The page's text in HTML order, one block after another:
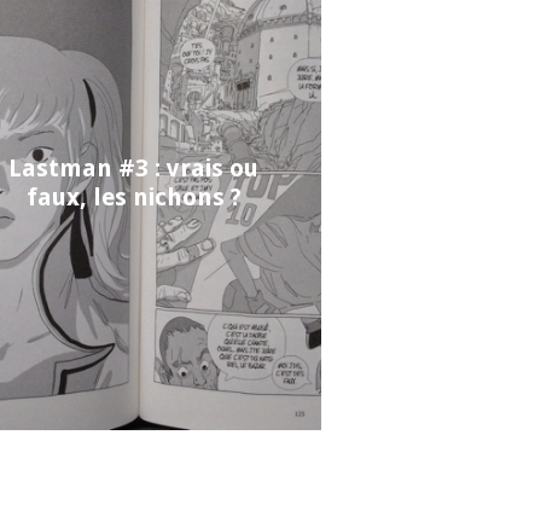
Lastman #3 : vrais ou
faux, les nichons ?